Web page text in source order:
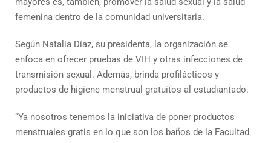
femenina dentro de la comunidad universitaria.
Según Natalia Díaz, su presidenta, la organización se
enfoca en ofrecer pruebas de VIH y otras infecciones de
transmisión sexual. Además, brinda profilácticos y
productos de higiene menstrual gratuitos al estudiantado.
“Ya nosotros tenemos la iniciativa de poner productos
menstruales gratis en lo que son los baños de la Facultad